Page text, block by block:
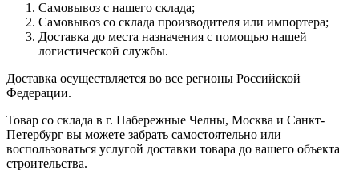
Самовывоз с нашего склада;
Самовывоз со склада производителя или импортера;
Доставка до места назначения с помощью нашей
логистической службы.
Доставка осуществляется во все регионы Российской
Федерации.
Товар со склада в г. Набережные Челны, Москва и Санкт-
Петербург вы можете забрать самостоятельно или
воспользоваться услугой доставки товара до вашего объекта
строительства.